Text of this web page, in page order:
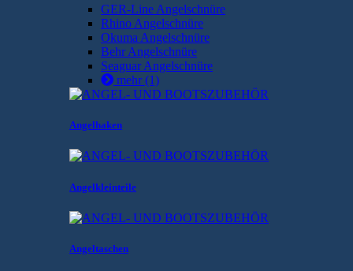
GER-Line Angelschnüre
Rhino Angelschnüre
Okuma Angelschnüre
Behr Angelschnüre
Seaguar Angelschnüre
mehr(1)
Angelhaken
Angelkleinteile
Angeltaschen